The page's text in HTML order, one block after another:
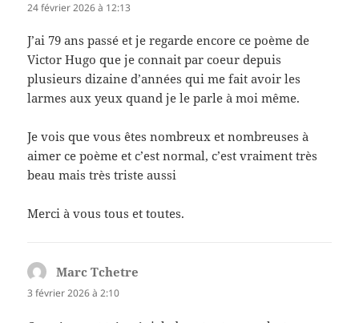
24 février 2026 à 12:13
J’ai 79 ans passé et je regarde encore ce poème de
Victor Hugo que je connait par coeur depuis
plusieurs dizaine d’années qui me fait avoir les
larmes aux yeux quand je le parle à moi même.
Je vois que vous êtes nombreux et nombreuses à
aimer ce poème et c’est normal, c’est vraiment très
beau mais très triste aussi
Merci à vous tous et toutes.
Marc Tchetre
3 février 2026 à 2:10